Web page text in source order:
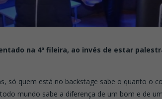
na 4ª fileira, ao invés de estar
só quem está no backstage sabe o quanto o
mundo sabe a diferença de um bom e de